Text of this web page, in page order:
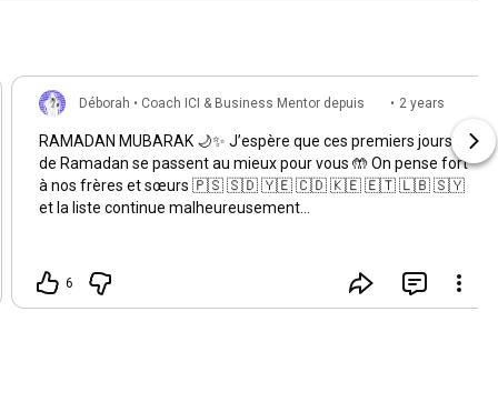
Déborah • Coach ICI & Business Mentor depuis
• 2 years
RAMADAN MUBARAK 🌙✨ J’espère que ces premiers jours
de Ramadan se passent au mieux pour vous 🤲 On pense fort
à nos frères et sœurs 🇵🇸 🇸🇩 🇾🇪 🇨🇩 🇰🇪 🇪🇹 🇱🇧 🇸🇾
et la liste continue malheureusement…
6